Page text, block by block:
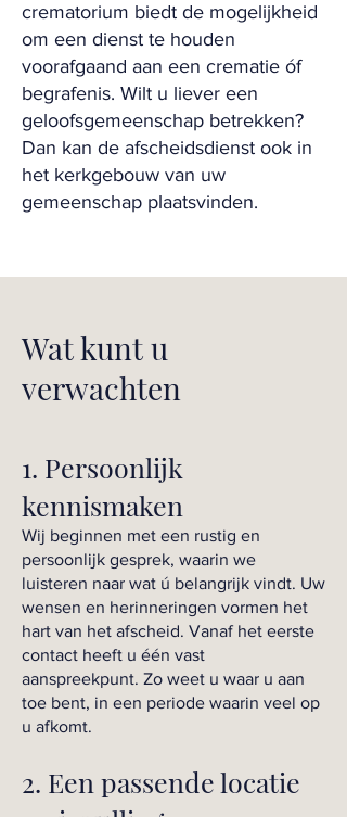
crematorium biedt de mogelijkheid
om een dienst te houden
voorafgaand aan een crematie óf
begrafenis. Wilt u liever een
geloofsgemeenschap betrekken?
Dan kan de afscheidsdienst ook in
het kerkgebouw van uw
gemeenschap plaatsvinden.
Wat kunt u
verwachten
1. Persoonlijk
kennismaken
Wij beginnen met een rustig en
persoonlijk gesprek, waarin we
luisteren naar wat ú belangrijk vindt. Uw
wensen en herinneringen vormen het
hart van het afscheid. Vanaf het eerste
contact heeft u één vast
aanspreekpunt. Zo weet u waar u aan
toe bent, in een periode waarin veel op
u afkomt.
2. Een passende locatie